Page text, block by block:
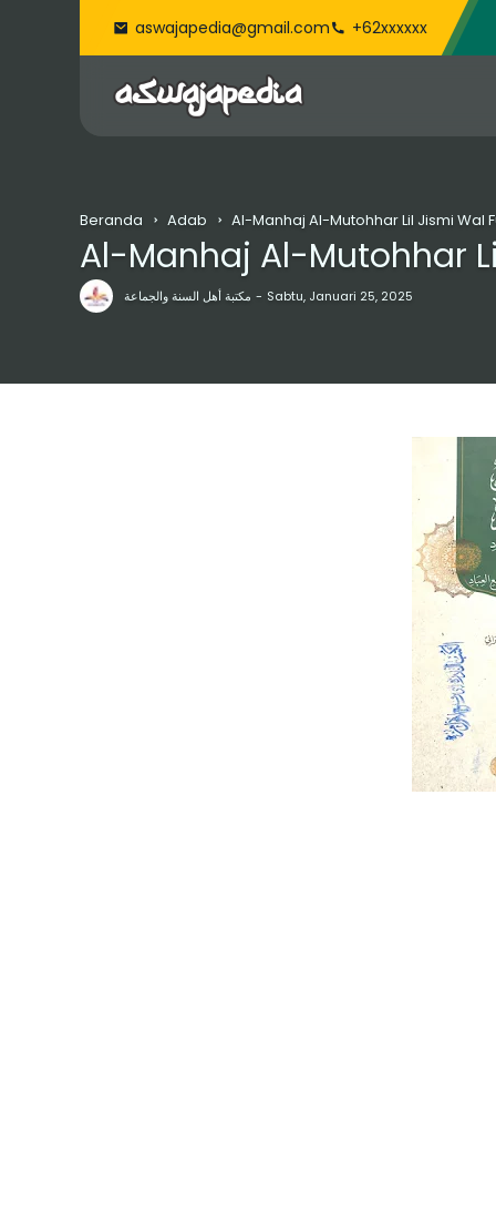
aswajapedia@gmail.com +62xxxxxx
Beranda Adab Al-Manhaj Al-Mutohhar Lil Jismi Wal
مكتبة أهل السنة والجماعة Sabtu, Januari 25, 2025
Al-Manhaj Al-Mutohhar